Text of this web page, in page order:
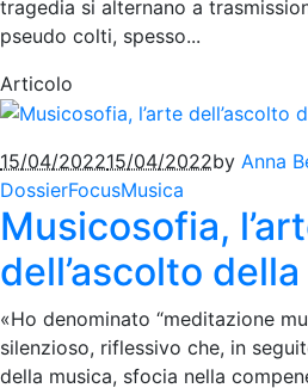
tragedia si alternano a
pseudo colti, spesso...
Articolo
15/04/202215/04/2022by Anna
DossierFocusMusica
Musicosofia,
dell’ascolto
«Ho denominato “meditazione
silenzioso, riflessivo che, in
della musica, sfocia nella